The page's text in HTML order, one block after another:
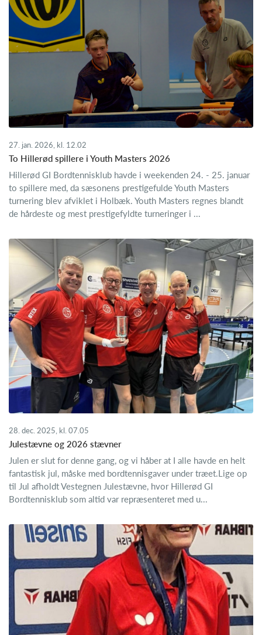
27. jan. 2026, kl. 12.02
To Hillerød spillere i Youth Masters 2026
Hillerød GI Bordtennisklub havde i weekenden 24. - 25. januar
to spillere med, da sæsonens prestigefulde Youth Masters
turnering blev afviklet i Holbæk. Youth Masters regnes blandt
de hårdeste og mest prestigefyldte turneringer i ...
28. dec. 2025, kl. 07.05
Julestævne og 2026 stævner
Julen er slut for denne gang, og vi håber at I alle havde en helt
fantastisk jul, måske med bordtennisgaver under træet.Lige op
til Jul afholdt Vestegnen Julestævne, hvor Hillerød GI
Bordtennisklub som altid var repræsenteret med u...